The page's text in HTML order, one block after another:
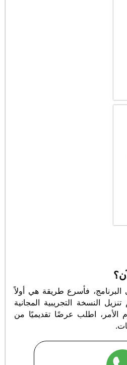
البرنامج، فأسرع طريقة هي أولاً
النسخة التجريبية المجانية
الأمر، اطلب عرضًا تقديميًا من